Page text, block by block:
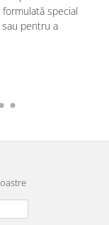
special
pentru a